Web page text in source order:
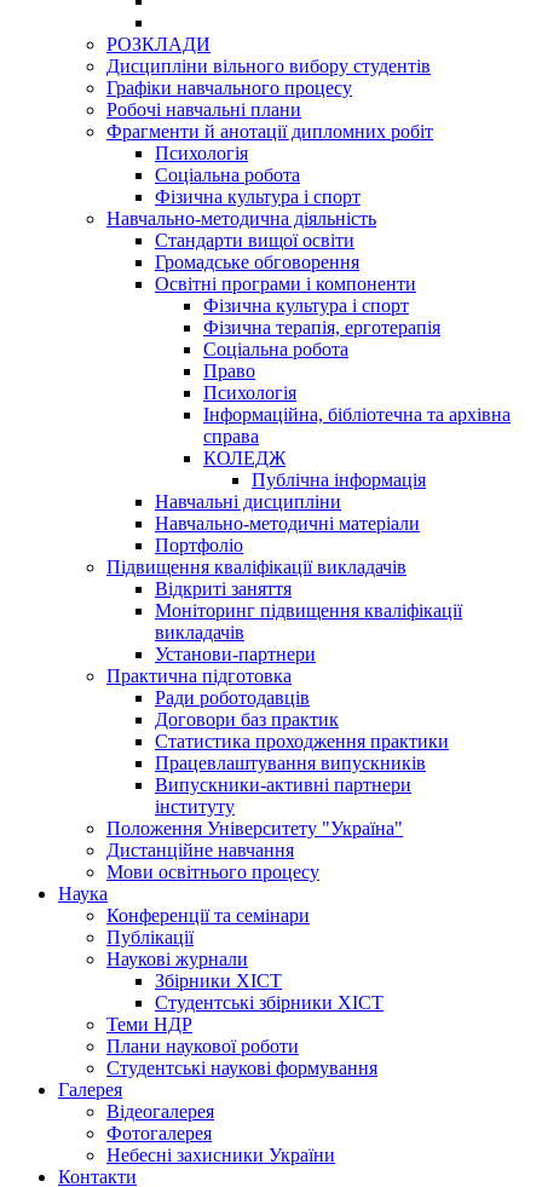
РОЗКЛАДИ
Дисципліни вільного вибору студентів
Графіки навчального процесу
Робочі навчальні плани
Фрагменти й анотації дипломних робіт
Психологія
Соціальна робота
Фізична культура і спорт
Навчально-методична діяльність
Стандарти вищої освіти
Громадське обговорення
Освітні програми і компоненти
Фізична культура і спорт
Фізична терапія, ерготерапія
Соціальна робота
Право
Психологія
Інформаційна, бібліотечна та архівна
справа
КОЛЕДЖ
Публічна інформація
Навчальні дисципліни
Навчально-методичні матеріали
Портфоліо
Підвищення кваліфікації викладачів
Відкриті заняття
Моніторинг підвищення кваліфікації
викладачів
Установи-партнери
Практична підготовка
Ради роботодавців
Договори баз практик
Статистика проходження практики
Працевлаштування випускників
Випускники-активні партнери
інституту
Положення Університету "Україна"
Дистанційне навчання
Мови освітнього процесу
Наука
Конференції та семінари
Публікації
Наукові журнали
Збірники ХІСТ
Студентські збірники ХІСТ
Теми НДР
Плани наукової роботи
Студентські наукові формування
Галерея
Відеогалерея
Фотогалерея
Небесні захисники України
Контакти